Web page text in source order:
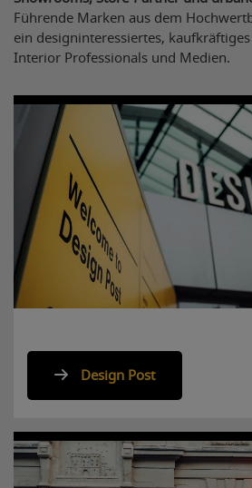
Führende Marken aus dem
ein designinteressiertes,
Interior Professionals und Medien.
Design Post